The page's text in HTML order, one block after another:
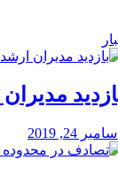
24, 2019